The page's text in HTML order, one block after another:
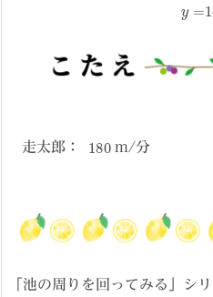
走太郎： m/分
「池の周りを回ってみる」シ